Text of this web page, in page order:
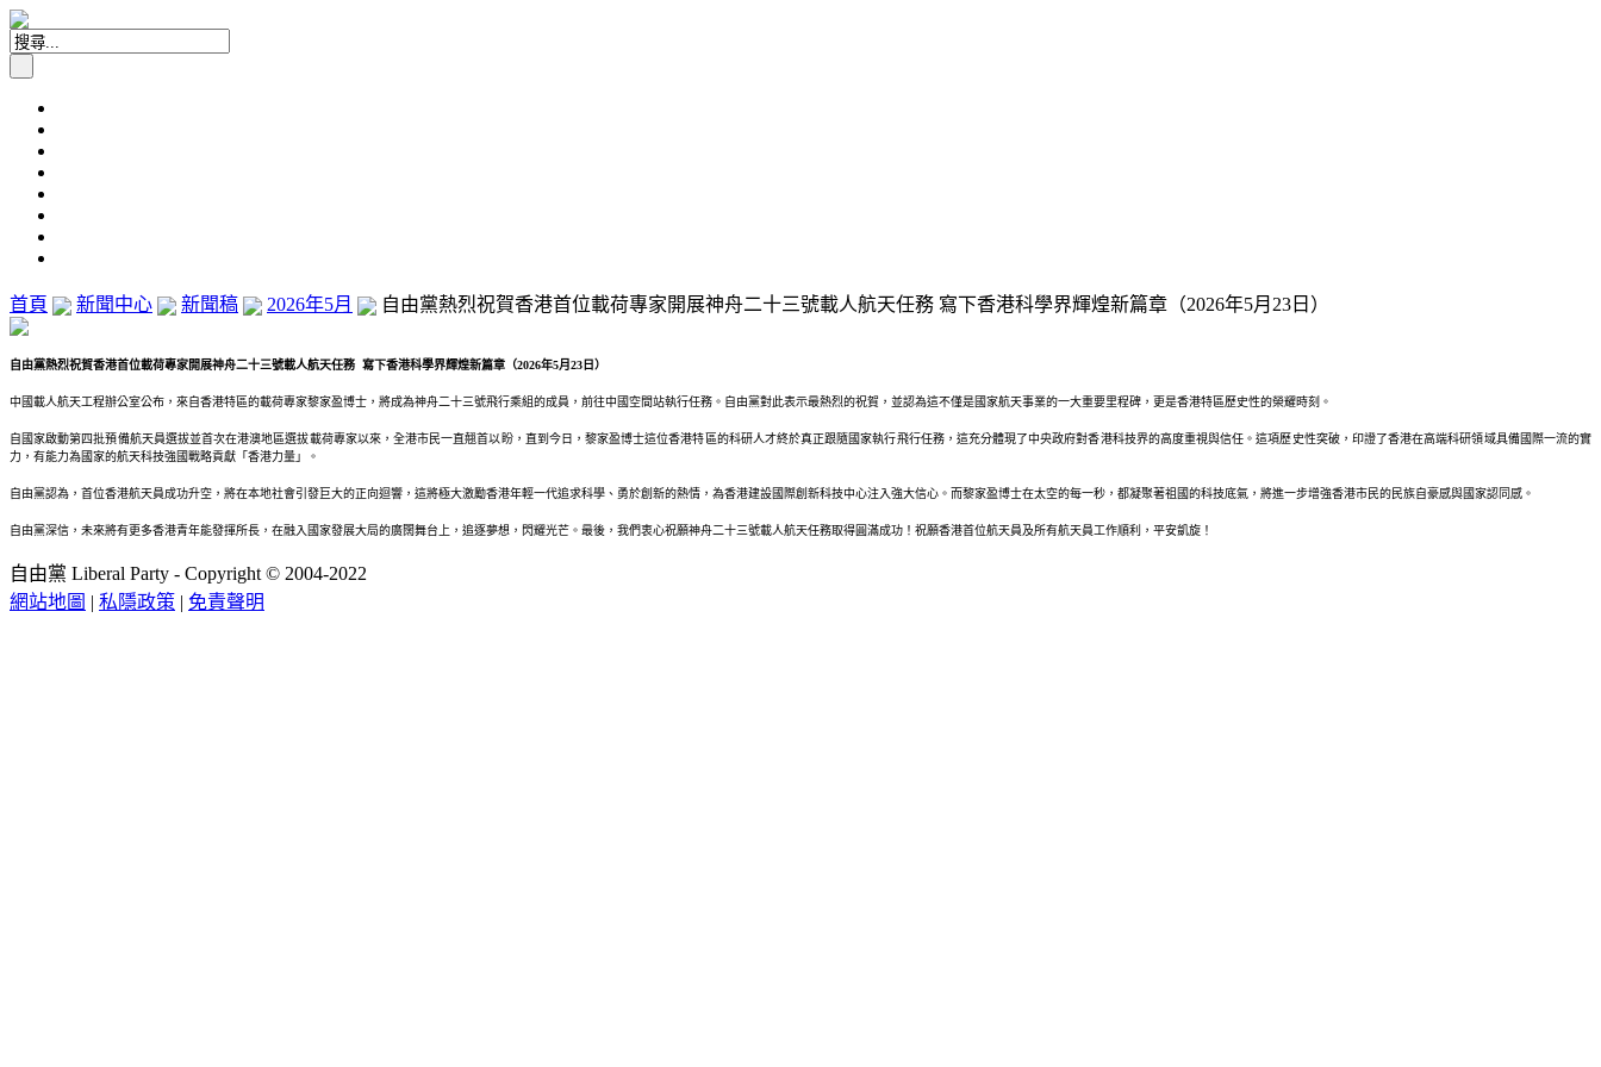
首頁 新聞中心 新聞稿 2026年5月 自由黨熱烈祝賀香港首位載荷專家開展神舟二十三號載人航天任務 寫下香港科學界輝煌新篇章（2026年5月23日）
自由黨熱烈祝賀香港首位載荷專家開展神舟二十三號載人航天任務 寫下香港科學界輝煌新篇章（2026年5月23日）
中國載人航天工程辦公室公布，來自香港特區的載荷專家黎家盈博士，將成為神舟二十三號飛行乘組的成員，前往中國空間站執行任務。自由黨對此表示最熱烈的祝賀，並認為這不僅是國家航天事業的一大重要里程碑，更是香港特區歷史性的榮耀時刻。
自國家啟動第四批預備航天員選拔並首次在港澳地區選拔載荷專家以來，全港市民一直翹首以盼，直到今日，黎家盈博士這位香港特區的科研人才終於真正跟隨國家執行飛行任務，這充分體現了中央政府對香港科技界的高度重視與信任。這項歷史性突破，印證了香港在高端科研領域具備國際一流的實
力，有能力為國家的航天科技強國戰略貢獻「香港力量」。
自由黨認為，首位香港航天員成功升空，將在本地社會引發巨大的正向迴響，這將極大激勵香港年輕一代追求科學、勇於創新的熱情，為香港建設國際創新科技中心注入強大信心。而黎家盈博士在太空的每一秒，都凝聚著祖國的科技底氣，將進一步增強香港市民的民族自豪感與國家認同感。
自由黨深信，未來將有更多香港青年能發揮所長，在融入國家發展大局的廣闊舞台上，追逐夢想，閃耀光芒。最後，我們衷心祝願神舟二十三號載人航天任務取得圓滿成功！祝願香港首位航天員及所有航天員工作順利，平安凱旋！
自由黨 Liberal Party - Copyright © 2004-2022
網站地圖 | 私隱政策 | 免責聲明